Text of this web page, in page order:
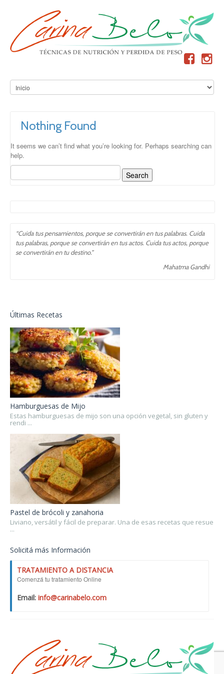
Nothing Found
It seems we can’t find what you’re looking for. Perhaps searching can
help.
Search
for:
“Cuida tus pensamientos, porque se convertirán en tus palabras. Cuida
tus palabras, porque se convertirán en tus actos. Cuida tus actos, porque
se convertirán en tu destino.”
Mahatma Gandhi
Últimas Recetas
Hamburguesas de Mijo
Estas hamburguesas de mijo son una opción vegetal, sin gluten y
rendi ...
Pastel de brócoli y zanahoria
Liviano, versátil y fácil de preparar. Una de esas recetas que resue
...
Solicitá más Información
TRATAMIENTO A DISTANCIA
Comenzá tu tratamiento Online
Email: info@carinabelo.com